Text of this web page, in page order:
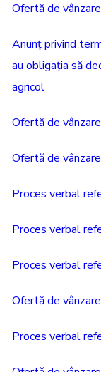
Ofertă de
Anunț privind
au obligația să
agricol
Ofertă de
Ofertă de
Proces verbal
Proces verbal
Proces verbal
Ofertă de
Proces verbal